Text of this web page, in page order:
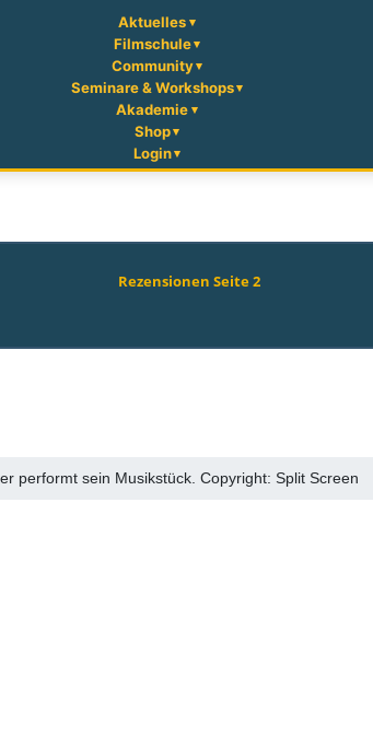
Aktuelles
Filmschule
Community
Seminare & Workshops
Akademie
Shop
Login
Rezensionen Seite 2
performt sein Musikstück. Copyright: Split Screen